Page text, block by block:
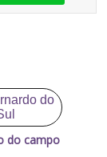
do campo